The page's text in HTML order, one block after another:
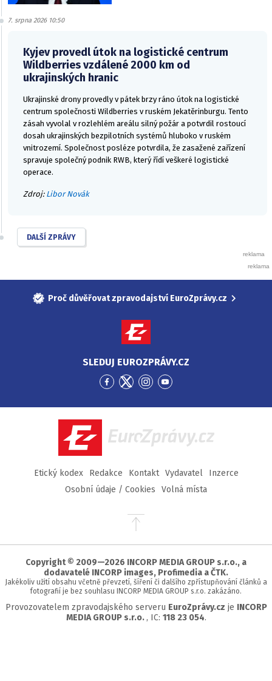
7. srpna 2026 10:50
Kyjev provedl útok na logistické centrum
Wildberries vzdálené 2000 km od
ukrajinských hranic
Ukrajinské drony provedly v pátek brzy ráno útok na logistické
centrum společnosti Wildberries v ruském Jekatěrinburgu. Tento
zásah vyvolal v rozlehlém areálu silný požár a potvrdil rostoucí
dosah ukrajinských bezpilotních systémů hluboko v ruském
vnitrozemí. Společnost posléze potvrdila, že zasažené zařízení
spravuje společný podnik RWB, který řídí veškeré logistické
operace.
Zdroj: Libor Novák
DALŠÍ ZPRÁVY
Proč důvěřovat zpravodajství EuroZprávy.cz
SLEDUJ EUROZPRÁVY.CZ
Přejít
Facebook
Přejít
Twitter
Přejít
Instagram
Přejít
YouTube
EuroZprávy.cz
Etický kodex Redakce Kontakt Vydavatel
Inzerce
Osobní údaje / Cookies
Volná místa
Přejít
stránky
Copyright © 2009—2026 INCORP MEDIA GROUP s.r.o., a
dodavatelé INCORP images, Profimedia a ČTK.
Jakékoliv užití obsahu včetně převzetí, šíření či dalšího zpřístupňování článků a
fotografií je bez souhlasu INCORP MEDIA GROUP s.r.o. zakázáno.
Provozovatelem zpravodajského serveru EuroZprávy.cz je INCORP
MEDIA GROUP s.r.o. , IC: 118 23 054.